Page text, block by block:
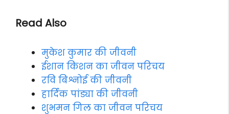
Read Also
मुकेश कुमार की जीवनी
ईशान किशन का जीवन परिचय
रवि बिश्नोई की जीवनी
हार्दिक पांड्या की जीवनी
शुभमन गिल का जीवन परिचय